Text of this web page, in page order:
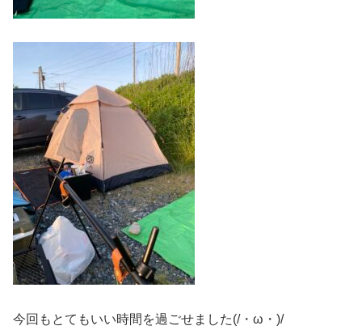
今回もとてもいい時間を過ごせました(/・ω・)/